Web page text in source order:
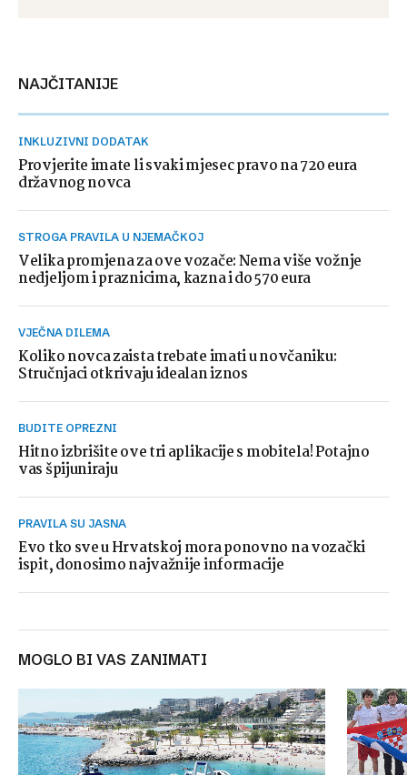
NAJČITANIJE
INKLUZIVNI DODATAK
Provjerite imate li svaki mjesec pravo na 720 eura
državnog novca
STROGA PRAVILA U NJEMAČKOJ
Velika promjena za ove vozače: Nema više vožnje
nedjeljom i praznicima, kazna i do 570 eura
VJEČNA DILEMA
Koliko novca zaista trebate imati u novčaniku:
Stručnjaci otkrivaju idealan iznos
BUDITE OPREZNI
Hitno izbrišite ove tri aplikacije s mobitela! Potajno
vas špijuniraju
PRAVILA SU JASNA
Evo tko sve u Hrvatskoj mora ponovno na vozački
ispit, donosimo najvažnije informacije
MOGLO BI VAS ZANIMATI